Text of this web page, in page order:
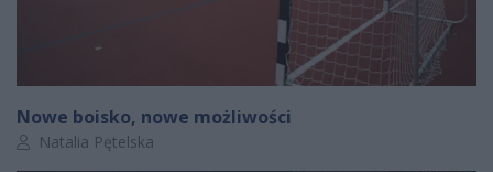
Nowe boisko, nowe możliwości
Autor artykułu:
Natalia Pętelska